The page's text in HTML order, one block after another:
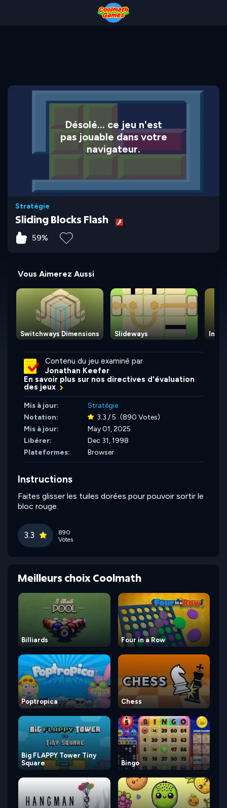
Désolé... ce jeu n'est
pas jouable dans votre
navigateur.
Stratégie
Sliding Blocks Flash
59%
Vous Aimerez Aussi
Switchways Dimensions Slideways
Contenu du jeu examiné par
Jonathan Keefer
En savoir plus sur nos directives d'évaluation
des jeux
Mis à jour:
Stratégie
Notation:
3.3 / 5 (890 Votes)
Mis à jour:
May 01, 2025
Libérer:
Dec 31, 1998
Plateformes:
Browser
Instructions
Faites glisser les tuiles dorées pour pouvoir sortir le
bloc rouge.
3.3
890
Votes
Meilleurs choix Coolmath
Billiards Four in a Row
Poptropica Chess
Big FLAPPY Tower Tiny
Square
Bingo